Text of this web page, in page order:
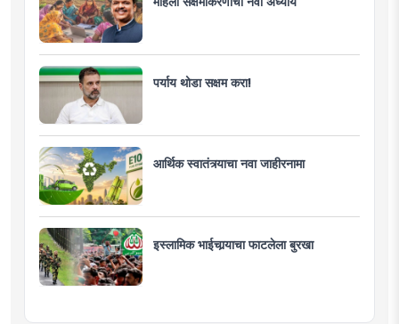
पर्याय थोडा सक्षम करा!
आर्थिक स्वातंत्र्याचा नवा जाहीरनामा
इस्लामिक भाईचार्‍याचा फाटलेला बुरखा